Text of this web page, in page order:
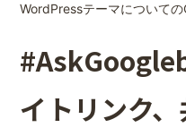
WordPressテーマについての
イトリンク